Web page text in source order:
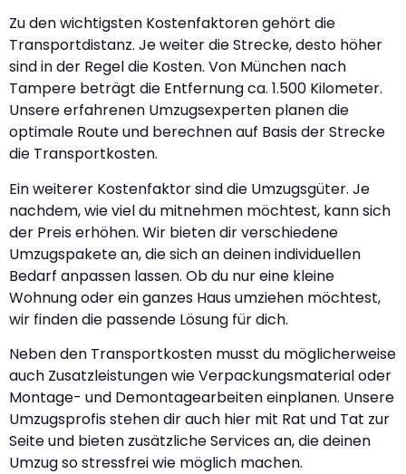
Zu den wichtigsten Kostenfaktoren gehört die
Transportdistanz. Je weiter die Strecke, desto höher
sind in der Regel die Kosten. Von München nach
Tampere beträgt die Entfernung ca. 1.500 Kilometer.
Unsere erfahrenen Umzugsexperten planen die
optimale Route und berechnen auf Basis der Strecke
die Transportkosten.
Ein weiterer Kostenfaktor sind die Umzugsgüter. Je
nachdem, wie viel du mitnehmen möchtest, kann sich
der Preis erhöhen. Wir bieten dir verschiedene
Umzugspakete an, die sich an deinen individuellen
Bedarf anpassen lassen. Ob du nur eine kleine
Wohnung oder ein ganzes Haus umziehen möchtest,
wir finden die passende Lösung für dich.
Neben den Transportkosten musst du möglicherweise
auch Zusatzleistungen wie Verpackungsmaterial oder
Montage- und Demontagearbeiten einplanen. Unsere
Umzugsprofis stehen dir auch hier mit Rat und Tat zur
Seite und bieten zusätzliche Services an, die deinen
Umzug so stressfrei wie möglich machen.